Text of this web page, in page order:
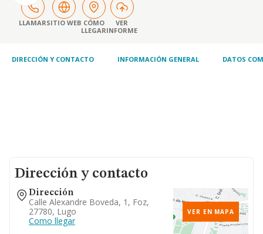
LLAMARSITIO WEB CÓMO
LLEGAR
VER
INFORME
DIRECCIÓN Y CONTACTO INFORMACIÓN GENERAL DATOS
Dirección y contacto
Dirección
Calle Alexandre Boveda, 1, Foz,
27780, Lugo
Como llegar
VER EN MAPA